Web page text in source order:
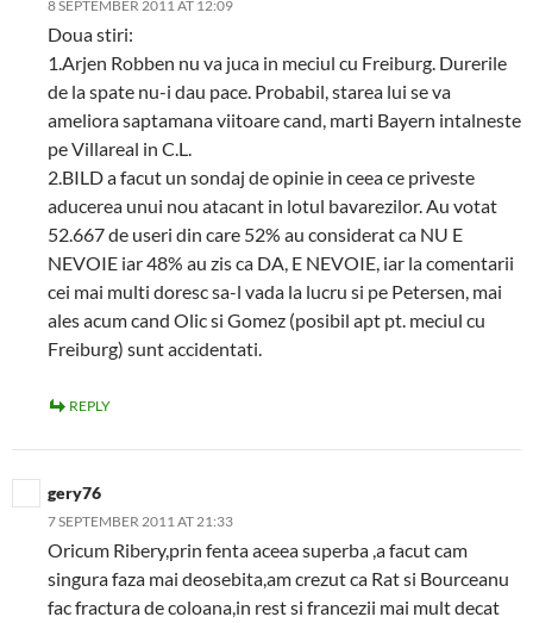
8 SEPTEMBER 2011 AT 12:09
Doua stiri:
1.Arjen Robben nu va juca in meciul cu Freiburg. Durerile
de la spate nu-i dau pace. Probabil, starea lui se va
ameliora saptamana viitoare cand, marti Bayern intalneste
pe Villareal in C.L.
2.BILD a facut un sondaj de opinie in ceea ce priveste
aducerea unui nou atacant in lotul bavarezilor. Au votat
52.667 de useri din care 52% au considerat ca NU E
NEVOIE iar 48% au zis ca DA, E NEVOIE, iar la comentarii
cei mai multi doresc sa-l vada la lucru si pe Petersen, mai
ales acum cand Olic si Gomez (posibil apt pt. meciul cu
Freiburg) sunt accidentati.
REPLY
gery76
7 SEPTEMBER 2011 AT 21:33
Oricum Ribery,prin fenta aceea superba ,a facut cam
singura faza mai deosebita,am crezut ca Rat si Bourceanu
fac fractura de coloana,in rest si francezii mai mult decat